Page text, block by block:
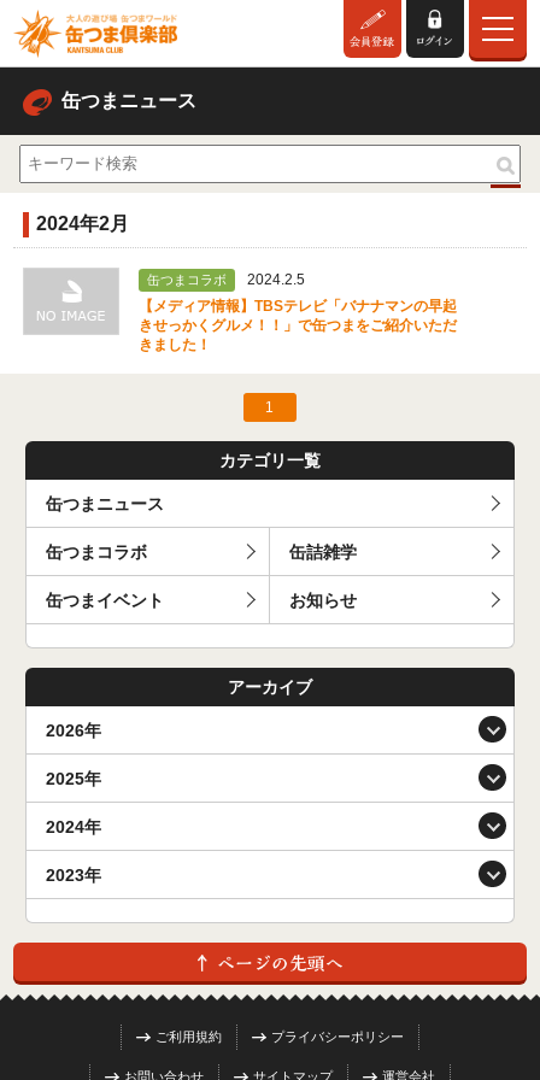
缶つまニュース
2024年2月
缶つまコラボ
2024.2.5
【メディア情報】TBSテレビ「バナナマンの早起
きせっかくグルメ！！」で缶つまをご紹介いただ
きました！
1
カテゴリ一覧
缶つまニュース
缶つまコラボ 缶詰雑学
缶つまイベント お知らせ
アーカイブ
2026年
2025年
2024年
2023年
ご利用規約 プライバシーポリシー
お問い合わせ サイトマップ 運営会社